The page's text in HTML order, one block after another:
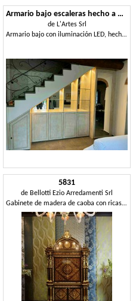
Armario bajo escaleras hecho a medida
de L'Artes Srl
Armario bajo con iluminación LED, hecho a medida
5831
de Bellotti Ezio Arredamenti Srl
Gabinete de madera de caoba con ricas incrustaciones.